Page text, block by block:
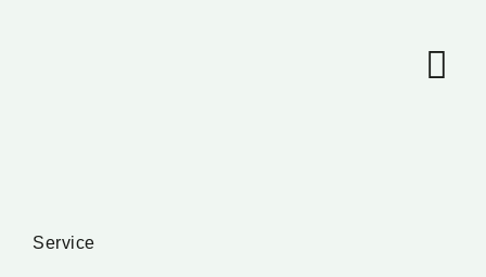
Service